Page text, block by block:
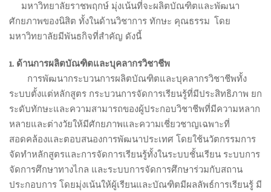
มหาวิทยาลัยราชพฤกษ์ มุ่งเน้นที่จะผลิตบัณฑิตและพัฒนา
ศักยภาพของนิสิต ทั้งในด้านวิชาการ ทักษะ คุณธรรม โดย
มหาวิทยาลัยมีพันธกิจที่สำคัญ ดังนี้
1. ด้านการผลิตบัณฑิตและบุคลากรวิชาชีพ
การพัฒนากระบวนการผลิตบัณฑิตและบุคลากรวิชาชีพทั้ง
ระบบตั้งแต่หลักสูตร กระบวนการจัดการเรียนรู้ที่มีประสิทธิภาพ ยก
ระดับทักษะและความสามารถของผู้ประกอบวิชาชีพที่มีความหลาก
หลายและต่างวัยให้มีศักยภาพและความเชี่ยวชาญเฉพาะที่
สอดคล้องและตอบสนองการพัฒนาประเทศ โดยใช้นวัตกรรมการ
จัดทำหลักสูตรและการจัดการเรียนรู้ทั้งในระบบชั้นเรียน ระบบการ
จัดการศึกษาทางไกล และระบบการจัดการศึกษาร่วมกับสถาน
ประกอบการ โดยมุ่งเน้นให้ผู้เรียนและบัณฑิตมีผลลัพธ์การเรียนรู้ มี